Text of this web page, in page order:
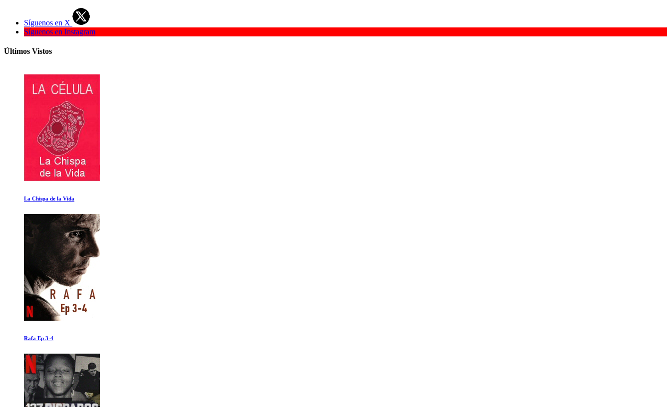
Síguenos en X
Síguenos en Instagram
Últimos Vistos
Astrobiologia
La cueva de los huesos